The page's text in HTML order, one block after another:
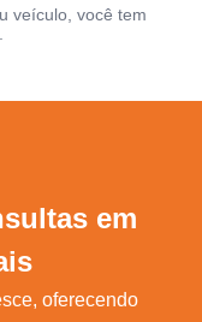
veículo, você tem
em
oferecendo